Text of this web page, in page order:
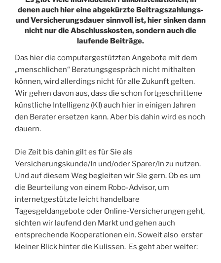
denen auch hier eine abgekürzte Beitragszahlungs-
und Versicherungsdauer sinnvoll ist, hier sinken dann
nicht nur die Abschlusskosten, sondern auch die
laufende Beiträge.
Das hier die computergestützten Angebote mit dem
„menschlichen“ Beratungsgespräch nicht mithalten
können, wird allerdings nicht für alle Zukunft gelten.
Wir gehen davon aus, dass die schon fortgeschrittene
künstliche Intelligenz (KI) auch hier in einigen Jahren
den Berater ersetzen kann. Aber bis dahin wird es noch
dauern.
Die Zeit bis dahin gilt es für Sie als
Versicherungskunde/In und/oder Sparer/In zu nutzen.
Und auf diesem Weg begleiten wir Sie gern. Ob es um
die Beurteilung von einem Robo-Advisor, um
internetgestützte leicht handelbare
Tagesgeldangebote oder Online-Versicherungen geht,
sichten wir laufend den Markt und gehen auch
entsprechende Kooperationen ein. Soweit also erster
kleiner Blick hinter die Kulissen. Es geht aber weiter: